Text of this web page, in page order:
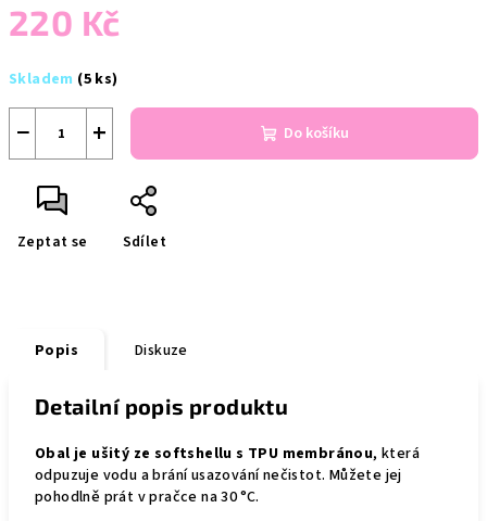
220 Kč
cena:
Skladem (5 ks)
+
− Do košíku
Zeptat se Sdílet
Popis Diskuze
Detailní popis produktu
Obal je ušitý ze softshellu s TPU membránou, která
odpuzuje vodu a brání usazování nečistot. Můžete jej
pohodlně prát v pračce na 30 °C.